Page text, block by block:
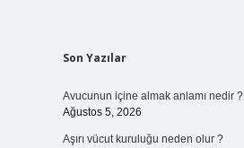
Sidebar
Son Yazılar
Avucunun içine almak anlamı nedir ?
Ağustos 5, 2026
Aşırı vücut kuruluğu neden olur ?